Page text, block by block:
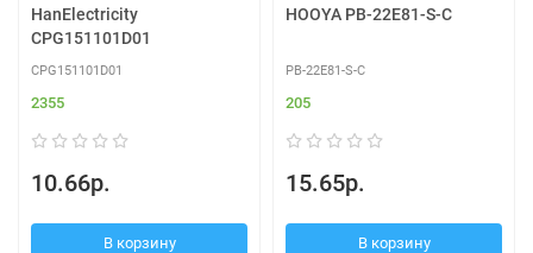
HanElectricity
CPG151101D01
CPG151101D01
2355
10.66р.
В корзину
HOOYA PB-22E81-S-C
PB-22E81-S-C
205
15.65р.
В корзину